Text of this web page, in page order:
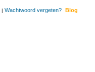
| Wachtwoord vergeten? Blog